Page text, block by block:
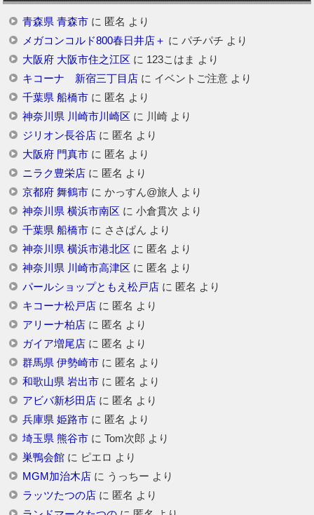
青森県 青森市に 匿名 より
メガコンコルド800春日井店＋ に パチパチ より
大阪府 大阪市住之江区 に 123こはま より
キコーナ 新宿三丁目店に イベントご注意より
千葉県 船橋市に 匿名 より
神奈川県 川崎市川崎区 に 川崎より
ジリオン長谷店に 匿名 より
大阪府 門真市に 匿名 より
ニラク豊栄店に 匿名 より
京都府 舞鶴市に かっすん@旅人 より
神奈川県 横浜市南区 に 小倉貫次 より
千葉県 船橋市に ささぱん より
神奈川県 横浜市港北区 に 匿名 より
神奈川県 川崎市高津区 に 匿名 より
パールショップともえ松戸店に 匿名 より
キコーナ松戸店に 匿名 より
アリーナ柏店に 匿名 より
ガイア増尾店に 匿名 より
群馬県 伊勢崎市に 匿名 より
和歌山県 岩出市に 匿名 より
アビバ新杉田店に 匿名 より
兵庫県 姫路市に 匿名 より
埼玉県 熊谷市に Tom次郎 より
巣鴨会館に ピエロ より
MGM加治木店に うっちー より
ラッツたつの店に 匿名 より